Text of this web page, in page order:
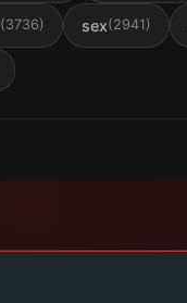
(3736) sex(2941 )